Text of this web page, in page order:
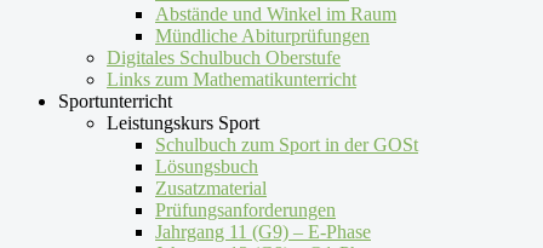
Abstände und Winkel im Raum
Mündliche Abiturprüfungen
Digitales Schulbuch Oberstufe
Links zum Mathematikunterricht
Sportunterricht
Leistungskurs Sport
Schulbuch zum Sport in der GOSt
Lösungsbuch
Zusatzmaterial
Prüfungsanforderungen
Jahrgang 11 (G9) – E-Phase